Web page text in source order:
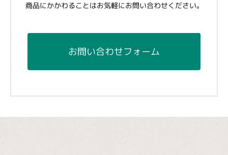
商品にかかわることはお気軽にお問い合わせください。
お問い合わせフォーム